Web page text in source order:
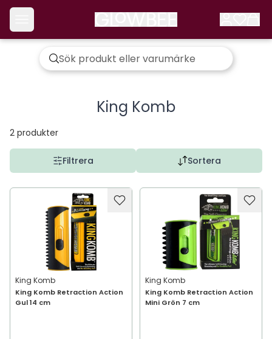
King Komb
2 produkter
Filtrera Sortera
King Komb
King Komb Retraction Action
Gul 14 cm
King Komb
King Komb Retraction Action
Mini Grön 7 cm